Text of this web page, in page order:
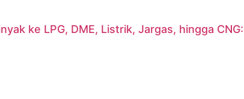
ke LPG, DME, Listrik, Jargas, hingga